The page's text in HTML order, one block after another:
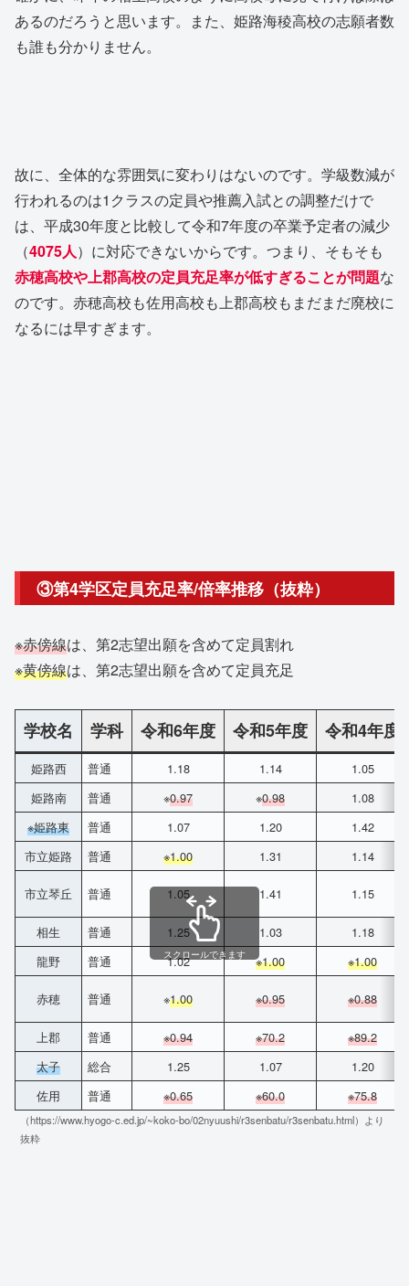
あるのだろうと思います。また、姫路海稜高校の志願者数
も誰も分かりません。
故に、全体的な雰囲気に変わりはないのです。学級数減が
行われるのは1クラスの定員や推薦入試との調整だけで
は、平成30年度と比較して令和7年度の卒業予定者の減少
（4075人）に対応できないからです。つまり、そもそも
赤穂高校や上郡高校の定員充足率が低すぎることが問題な
のです。赤穂高校も佐用高校も上郡高校もまだまだ廃校に
なるには早すぎます。
③第4学区定員充足率/倍率推移（抜粋）
※赤傍線は、第2志望出願を含めて定員割れ
※黄傍線は、第2志望出願を含めて定員充足
学校名 学科 令和6年度 令和5年度 令和4年度
姫路西 普通 1.18 1.14
1.05
姫路南
普通 ※0.97 ※0.98
1.08
※姫路東
普通 1.07 1.20
1.42
市立姫路
普通 ※1.00 1.31 1.14
市立琴丘 普通 1.05 1.41 1.15
相生 普通 1.25 1.03
1.18
龍野
普通 1.02 ※1.00 ※1.00
赤穂 普通 ※1.00 ※0.95 ※0.88
上郡 普通 ※0.94 ※70.2
※89.2
太子
総合 1.25 1.07
1.20
佐用
普通 ※0.65 ※60.0 ※75.8
スクロールできます
（https://www.hyogo-c.ed.jp/~koko-bo/02nyuushi/r3senbatu/r3senbatu.html）より
抜粋